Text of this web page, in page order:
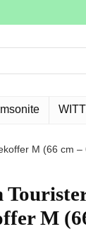
M (66 cm –
M